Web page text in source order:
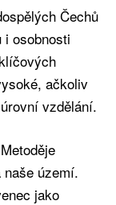
Čechů
osobnosti
ačkoliv
vzdělání.
území.
jako